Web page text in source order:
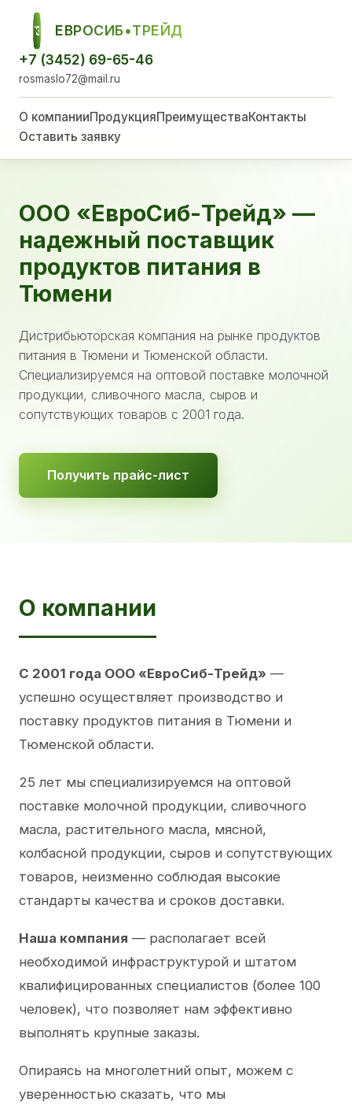
ЕСТ
ЕВРОСИБ•ТРЕЙД
+7 (3452) 69-65-46
rosmaslo72@mail.ru
О компанииПродукцияПреимуществаКонтакты
Оставить заявку
ООО «ЕвроСиб-Трейд» —
надежный поставщик
продуктов питания в
Тюмени
Дистрибьюторская компания на рынке продуктов
питания в Тюмени и Тюменской области.
Специализируемся на оптовой поставке молочной
продукции, сливочного масла, сыров и
сопутствующих товаров с 2001 года.
Получить прайс-лист
О компании
С 2001 года ООО «ЕвроСиб-Трейд» —
успешно осуществляет производство и
поставку продуктов питания в Тюмени и
Тюменской области.
25 лет мы специализируемся на оптовой
поставке молочной продукции, сливочного
масла, растительного масла, мясной,
колбасной продукции, сыров и сопутствующих
товаров, неизменно соблюдая высокие
стандарты качества и сроков доставки.
Наша компания — располагает всей
необходимой инфраструктурой и штатом
квалифицированных специалистов (более 100
человек), что позволяет нам эффективно
выполнять крупные заказы.
Опираясь на многолетний опыт, можем с
уверенностью сказать, что мы